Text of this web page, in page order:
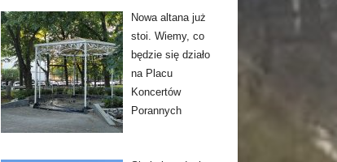
Nowa altana już
stoi. Wiemy, co
będzie się działo
na Placu
Koncertów
Porannych